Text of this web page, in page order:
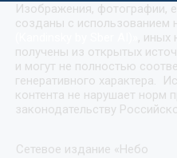
Изображения, фотографии,
созданы с использованием
, иных
получены из открытых
и могут не полностью
генеративного характера.
контента не нарушает норм
законодательству
Сетевое издание «Небо